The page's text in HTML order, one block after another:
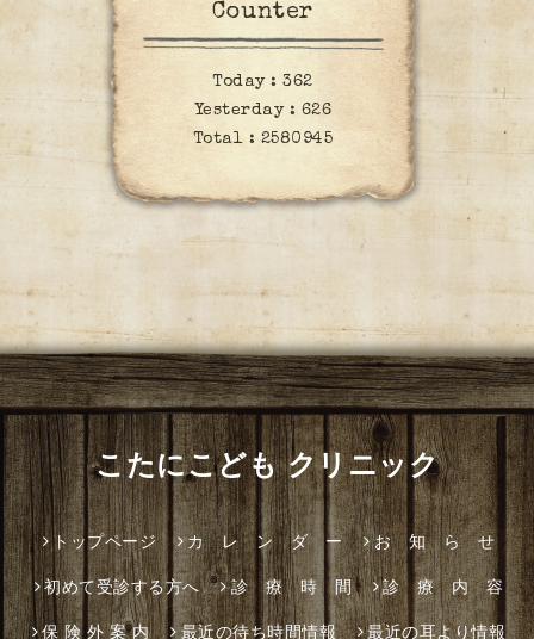
Counter
Today :362
Yesterday : 626
Total : 2580945
こたにこども クリニック
トップページ カ レ ン ダ ー お 知 ら せ
初めて受診する方へ 診 療 時 間 診 療 内 容
保 険 外 案 内 最近の待ち時間情報 最近の耳より情報